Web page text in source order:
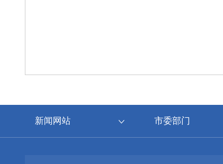
新闻网站 市委部门